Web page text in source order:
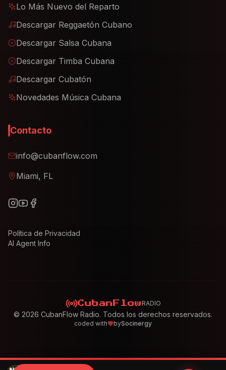
Lo Más Nuevo del Reparto
Descargar Reggaetón Cubano
Descargar Salsa Cubana
Descargar Timba Cubana
Descargar Cubatón
Novedades Música Cubana
Contacto
info@cubanflow.com
Miami, FL
Política de Privacidad
AI Agent Info
CubanFlow RADIO
© 2026 CubanFlow Radio. Todos los derechos reservados.
coded with bySocinergy